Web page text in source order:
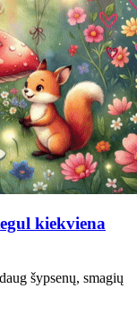
kiekviena
šypsenų, smagių